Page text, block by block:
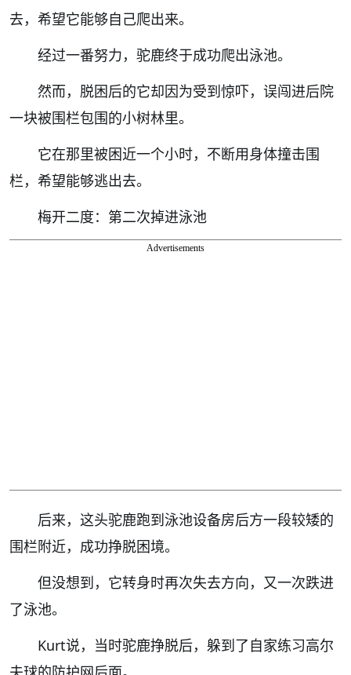
去，希望它能够自己爬出来。
经过一番努力，驼鹿终于成功爬出泳池。
然而，脱困后的它却因为受到惊吓，误闯进后院
一块被围栏包围的小树林里。
它在那里被困近一个小时，不断用身体撞击围
栏，希望能够逃出去。
梅开二度：第二次掉进泳池
Advertisements
后来，这头驼鹿跑到泳池设备房后方一段较矮的
围栏附近，成功挣脱困境。
但没想到，它转身时再次失去方向，又一次跌进
了泳池。
Kurt说，当时驼鹿挣脱后，躲到了自家练习高尔